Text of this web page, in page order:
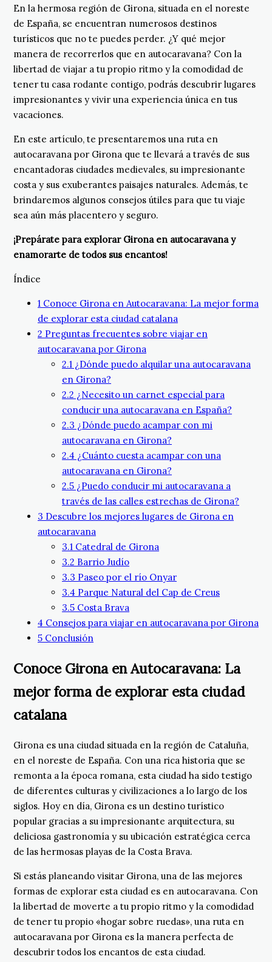
En la hermosa región de Girona, situada en el noreste
de España, se encuentran numerosos destinos
turísticos que no te puedes perder. ¿Y qué mejor
manera de recorrerlos que en autocaravana? Con la
libertad de viajar a tu propio ritmo y la comodidad de
tener tu casa rodante contigo, podrás descubrir lugares
impresionantes y vivir una experiencia única en tus
vacaciones.
En este artículo, te presentaremos una ruta en
autocaravana por Girona que te llevará a través de sus
encantadoras ciudades medievales, su impresionante
costa y sus exuberantes paisajes naturales. Además, te
brindaremos algunos consejos útiles para que tu viaje
sea aún más placentero y seguro.
¡Prepárate para explorar Girona en autocaravana y
enamorarte de todos sus encantos!
Índice
1 Conoce Girona en Autocaravana: La mejor forma
de explorar esta ciudad catalana
2 Preguntas frecuentes sobre viajar en
autocaravana por Girona
2.1 ¿Dónde puedo alquilar una autocaravana
en Girona?
2.2 ¿Necesito un carnet especial para
conducir una autocaravana en España?
2.3 ¿Dónde puedo acampar con mi
autocaravana en Girona?
2.4 ¿Cuánto cuesta acampar con una
autocaravana en Girona?
2.5 ¿Puedo conducir mi autocaravana a
través de las calles estrechas de Girona?
3 Descubre los mejores lugares de Girona en
autocaravana
3.1 Catedral de Girona
3.2 Barrio Judío
3.3 Paseo por el río Onyar
3.4 Parque Natural del Cap de Creus
3.5 Costa Brava
4 Consejos para viajar en autocaravana por Girona
5 Conclusión
Conoce Girona en Autocaravana: La
mejor forma de explorar esta ciudad
catalana
Girona es una ciudad situada en la región de Cataluña,
en el noreste de España. Con una rica historia que se
remonta a la época romana, esta ciudad ha sido testigo
de diferentes culturas y civilizaciones a lo largo de los
siglos. Hoy en día, Girona es un destino turístico
popular gracias a su impresionante arquitectura, su
deliciosa gastronomía y su ubicación estratégica cerca
de las hermosas playas de la Costa Brava.
Si estás planeando visitar Girona, una de las mejores
formas de explorar esta ciudad es en autocaravana. Con
la libertad de moverte a tu propio ritmo y la comodidad
de tener tu propio «hogar sobre ruedas», una ruta en
autocaravana por Girona es la manera perfecta de
descubrir todos los encantos de esta ciudad.